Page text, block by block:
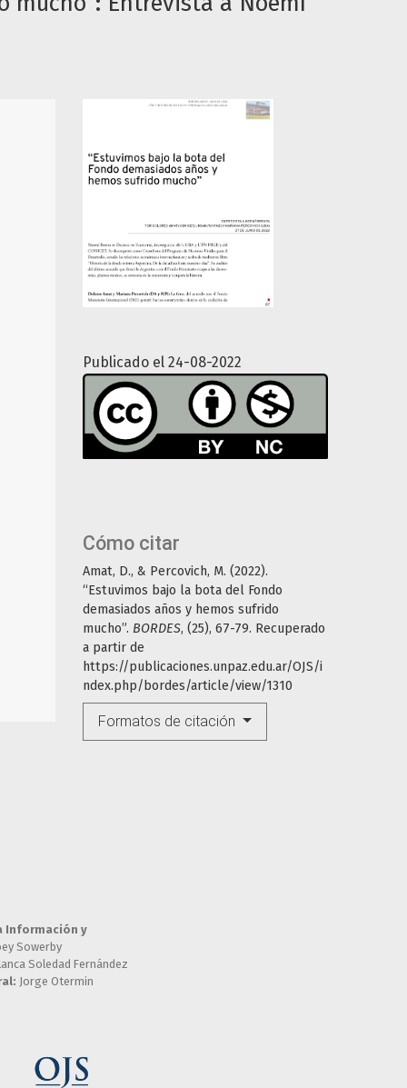
Publicado el 24-08-2022
Cómo citar
Amat, D., & Percovich, M. (2022).
“Estuvimos bajo la bota del Fondo
demasiados años y hemos sufrido
mucho”. BORDES, (25), 67-79. Recuperado
a partir de
https://publicaciones.unpaz.edu.ar/OJS/i
ndex.php/bordes/article/view/1310
Formatos de citación
Información y
Sowerby
Soledad Fernández
Jorge Otermin